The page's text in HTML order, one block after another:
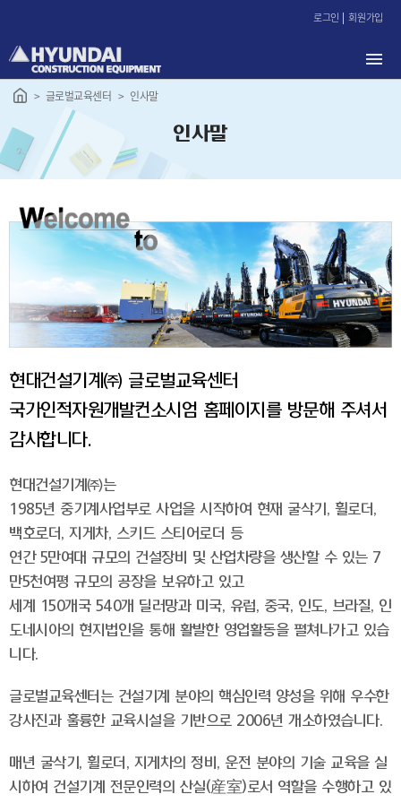
로
가
로그인 회원가입
글로벌교육센터 인사말
인사말
현대건설기계㈜ 글로벌교육센터
국가인적자원개발컨소시엄 홈페이지를 방문해 주셔서
감사합니다.
현대건설기계㈜는
1985년 중기계사업부로 사업을 시작하여 현재 굴삭기, 휠로더,
백호로더, 지게차, 스키드 스티어로더 등
연간 5만여대 규모의 건설장비 및 산업차량을 생산할 수 있는 7
만5천여평 규모의 공장을 보유하고 있고
세계 150개국 540개 딜러망과 미국, 유럽, 중국, 인도, 브라질, 인
도네시아의 현지법인을 통해 활발한 영업활동을 펼쳐나가고 있습
니다.
글로벌교육센터는 건설기계 분야의 핵심인력 양성을 위해 우수한
강사진과 훌륭한 교육시설을 기반으로 2006년 개소하였습니다.
매년 굴삭기, 휠로더, 지게차의 정비, 운전 분야의 기술 교육을 실
시하여 건설기계 전문인력의 산실(産室)로서 역할을 수행하고 있